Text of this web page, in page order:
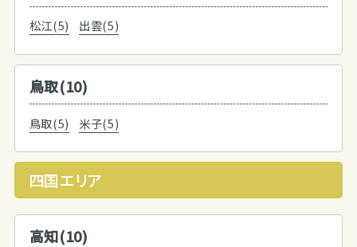
松江(5) 出雲(5)
鳥取(10)
鳥取(5) 米子(5)
四国エリア
高知(10)